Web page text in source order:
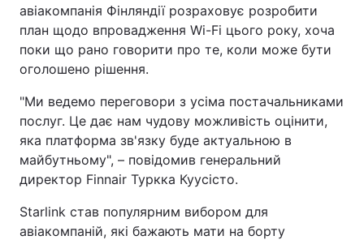
авіакомпанія Фінляндії розраховує розробити
план щодо впровадження Wi-Fi цього року, хоча
поки що рано говорити про те, коли може бути
оголошено рішення.
"Ми ведемо переговори з усіма постачальниками
послуг. Це дає нам чудову можливість оцінити,
яка платформа зв'язку буде актуальною в
майбутньому", – повідомив генеральний
директор Finnair Туркка Куусісто.
Starlink став популярним вибором для
авіакомпаній, які бажають мати на борту